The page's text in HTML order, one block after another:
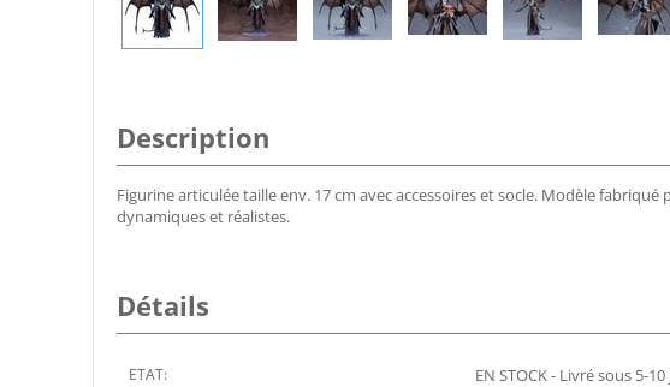
Description
Figurine articulée taille env. 17 cm avec accessoires et socle. Modèle
dynamiques et réalistes.
Détails
ETAT: EN STOCK - Livré sous 5-